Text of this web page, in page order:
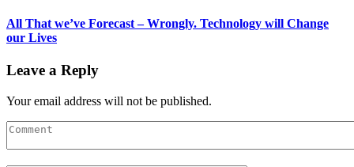
All That we’ve Forecast – Wrongly. Technology will Change
our Lives
Leave a Reply
Your email address will not be published.